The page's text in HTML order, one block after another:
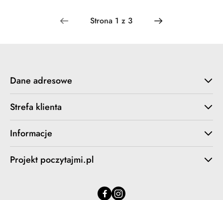
Dane adresowe
Strefa klienta
Informacje
Projekt poczytajmi.pl